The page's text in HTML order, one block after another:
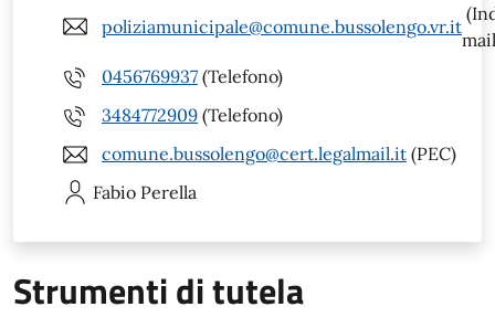
poliziamunicipale@comune.bussolengo.vr.it
0456769937 (Telefono)
3484772909 (Telefono)
comune.bussolengo@cert.legalmail.it (PEC)
Fabio Perella
Strumenti di tutela